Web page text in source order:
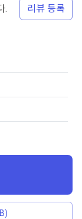
. 리뷰 등록